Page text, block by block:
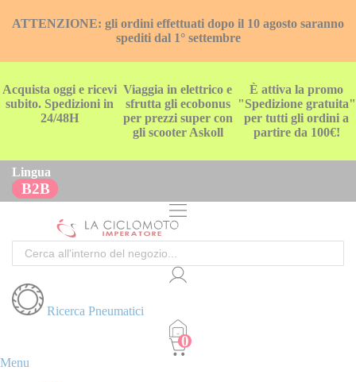
ATTENZIONE: gli ordini effettuati dopo il 10 agosto saranno
spediti dal 1° settembre
Acquista oggi e ricevi
subito. Spedizioni in
24/48H
Viaggia in elettrico e
sfrutta gli ecobonus
per prezzi super con
gli scooter Askoll
È attiva la promo
"Spedizione gratuita"
per tutti gli ordini a
partire da 100€!
Lingua
B2B
Cerca
Ricerca Pneumatici
Menu